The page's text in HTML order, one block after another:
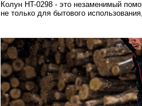
Колун HT-0298 - это незаменимый
не только для бытового